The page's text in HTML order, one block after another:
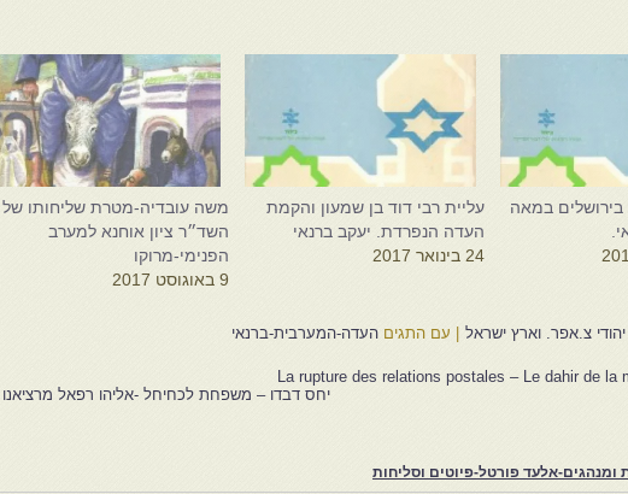
במאה
עליית רבי דוד בן שמעון והקמת
העדה הנפרדת. יעקב ברנאי
24 בינואר 2017
משה עובדיה-מטרת שליחותו של
השד״ר ציון אוחנא למערב
הפנימי-מרוקו
9 באוגוסט 2017
יהודי צ.אפר. וארץ ישראל עם התגים העדה-המערבית-ברנאי
La rupture des relations postales – Le dahir de la
יחס דבדו – משפחת לכחיחל -אליהו רפאל מרציאנו
אלעד פורטל-פיוטים וסליחות